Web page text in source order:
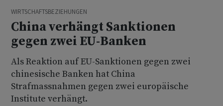
WIRTSCHAFTSBEZIEHUNGEN
China verhängt Sanktionen
gegen zwei EU-Banken
Als Reaktion auf EU-Sanktionen gegen zwei
chinesische Banken hat China
Strafmassnahmen gegen zwei europäische
Institute verhängt.